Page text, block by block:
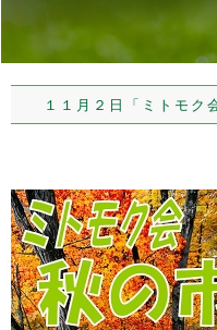
１１月２日「ミトモク会